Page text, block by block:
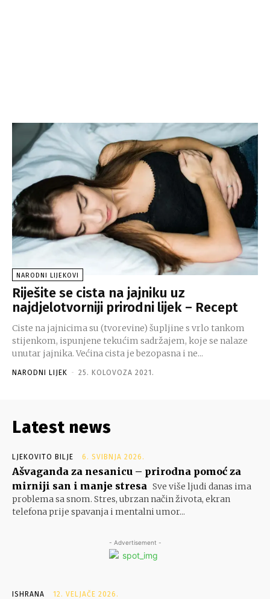
NARODNI LIJEKOVI
Riješite se cista na jajniku uz
najdjelotvorniji prirodni lijek – Recept
Ciste na jajnicima su (tvorevine) šupljine s vrlo tankom
stijenkom, ispunjene tekućim sadržajem, koje se nalaze
unutar jajnika. Većina cista je bezopasna i ne...
NARODNI LIJEK - 25. KOLOVOZA 2021.
Latest news
LJEKOVITO BILJE 6. SVIBNJA 2026.
Ašvaganda za nesanicu – prirodna pomoć za
mirniji san i manje stresa Sve više ljudi danas ima
problema sa snom. Stres, ubrzan način života, ekran
telefona prije spavanja i mentalni umor...
- Advertisement -
ISHRANA 12. VELJAČE 2026.